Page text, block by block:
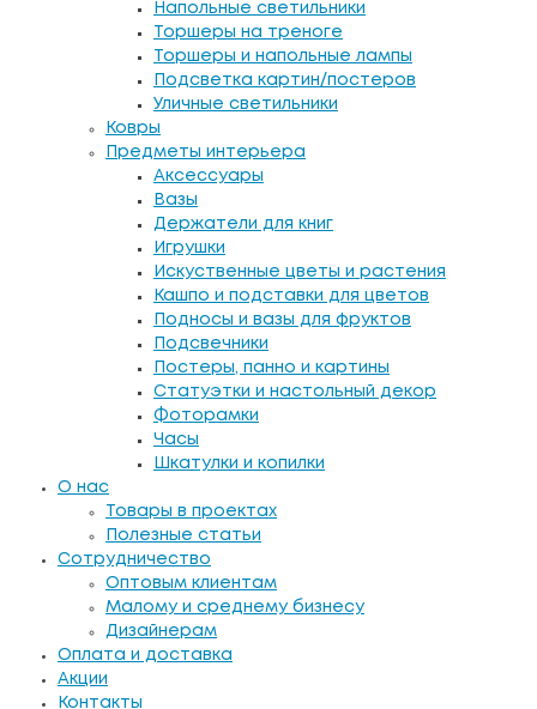
Напольные светильники
Торшеры на треноге
Торшеры и напольные лампы
Подсветка картин/постеров
Уличные светильники
Ковры
Предметы интерьера
Аксессуары
Вазы
Держатели для книг
Игрушки
Искуственные цветы и растения
Кашпо и подставки для цветов
Подносы и вазы для фруктов
Подсвечники
Постеры, панно и картины
Статуэтки и настольный декор
Фоторамки
Часы
Шкатулки и копилки
О нас
Товары в проектах
Полезные статьи
Сотрудничество
Оптовым клиентам
Малому и среднему бизнесу
Дизайнерам
Оплата и доставка
Акции
Контакты